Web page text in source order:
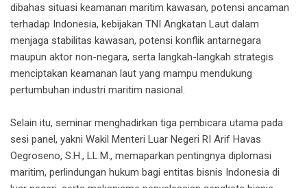
dibahas situasi keamanan maritim kawasan, potensi ancaman
terhadap Indonesia, kebijakan TNI Angkatan Laut dalam
menjaga stabilitas kawasan, potensi konflik antarnegara
maupun aktor non-negara, serta langkah-langkah strategis
menciptakan keamanan laut yang mampu mendukung
pertumbuhan industri maritim nasional.
Selain itu, seminar menghadirkan tiga pembicara utama pada
sesi panel, yakni Wakil Menteri Luar Negeri RI Arif Havas
Oegroseno, S.H., LL.M., memaparkan pentingnya diplomasi
maritim, perlindungan hukum bagi entitas bisnis Indonesia di